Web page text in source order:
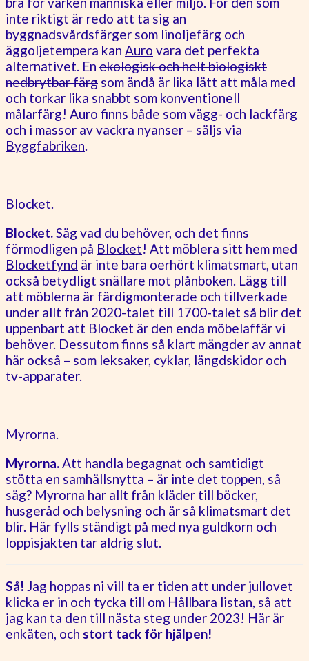
inte riktigt är redo att ta sig an
byggnadsvårdsfärger som linoljefärg och
äggoljetempera kan Auro vara det perfekta
alternativet. En ekologisk och helt biologiskt
nedbrytbar färg som ändå är lika lätt att måla med
och torkar lika snabbt som konventionell
målarfärg! Auro finns både som vägg- och lackfärg
och i massor av vackra nyanser – säljs via
Byggfabriken.
Blocket.
Blocket.Säg vad du behöver, och det finns
förmodligen på Blocket! Att möblera sitt hem med
Blocketfynd är inte bara oerhört klimatsmart, utan
också betydligt snällare mot plånboken. Lägg till
att möblerna är färdigmonterade och tillverkade
under allt från 2020-talet till 1700-talet så blir det
uppenbart att Blocket är den enda möbelaffär vi
behöver. Dessutom finns så klart mängder av annat
här också – som leksaker, cyklar, längdskidor och
tv-apparater.
Myrorna.
Myrorna.Att handla begagnat och samtidigt
stötta en samhällsnytta – är inte det toppen, så
säg? Myrorna har allt från kläder till böcker,
husgeråd och belysning och är så klimatsmart det
blir. Här fylls ständigt på med nya guldkorn och
loppisjakten tar aldrig slut.
Så! Jag hoppas ni vill ta er tiden att under jullovet
klicka er in och tycka till om Hållbara listan, så att
jag kan ta den till nästa steg under 2023! Här är
enkäten, och stort tack för hjälpen!